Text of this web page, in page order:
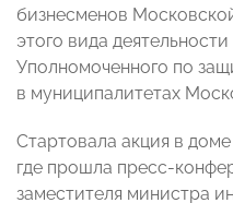
бизнесменов
этого вида
Уполномоченного по
в муниципалитетах
Стартовала акция в
где прошла пресс-
заместителя министра